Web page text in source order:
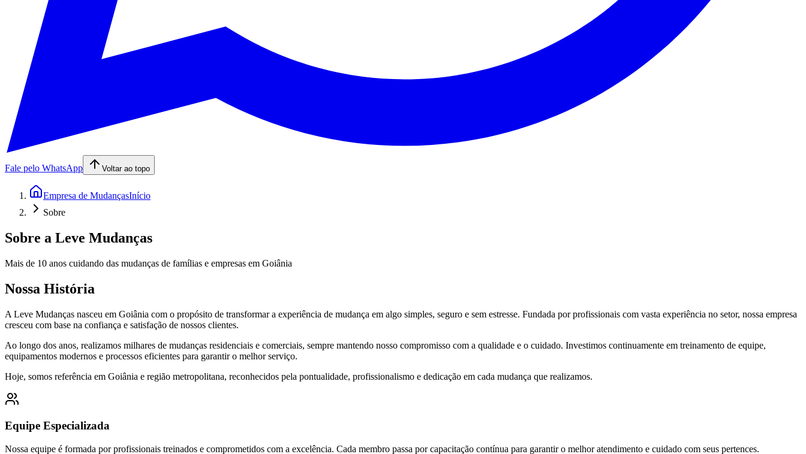
Fale pelo WhatsApp Voltar ao topo
Empresa de MudançasInício
Sobre
Sobre a Leve Mudanças
Mais de 10 anos cuidando das mudanças de famílias e empresas em Goiânia
Nossa História
A Leve Mudanças nasceu em Goiânia com o propósito de transformar a experiência de mudança em algo simples, seguro e sem estresse. Fundada por profissionais com vasta experiência no setor, nossa empresa
cresceu com base na confiança e satisfação de nossos clientes.
Ao longo dos anos, realizamos milhares de mudanças residenciais e comerciais, sempre mantendo nosso compromisso com a qualidade e o cuidado. Investimos continuamente em treinamento de equipe,
equipamentos modernos e processos eficientes para garantir o melhor serviço.
Hoje, somos referência em Goiânia e região metropolitana, reconhecidos pela pontualidade, profissionalismo e dedicação em cada mudança que realizamos.
Equipe Especializada
Nossa equipe é formada por profissionais treinados e comprometidos com a excelência. Cada membro passa por capacitação contínua para garantir o melhor atendimento e cuidado com seus pertences.